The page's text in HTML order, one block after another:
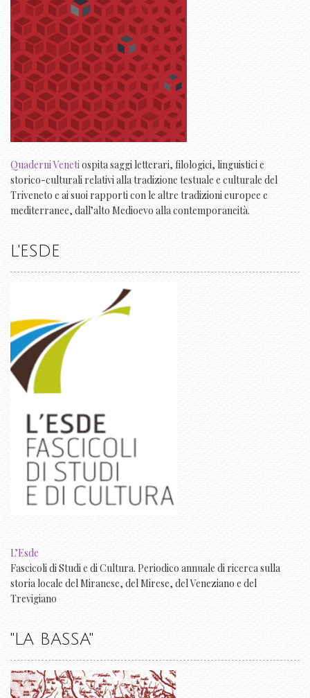
Quaderni Venetiospita saggi letterari, filologici, linguistici e
storico-culturali relativi alla tradizione testuale e culturale del
Triveneto e ai suoi rapporti con le altre tradizioni europee e
mediterranee, dall’alto Medioevo alla contemporaneità.
L'ESDE
L’Esde
Fascicoli di Studi e di Cultura. Periodico annuale di ricerca sulla
storia locale del Miranese, del Mirese, del Veneziano e del
Trevigiano
"LA BASSA"